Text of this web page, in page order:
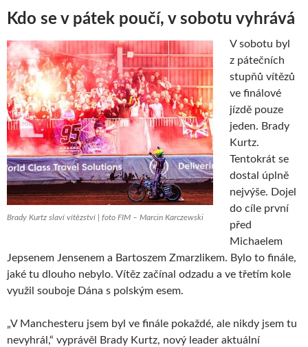
Kdo se v pátek poučí, v sobotu vyhrává
Brady Kurtz slaví vítězství | foto FIM – Marcin Karczewski
V sobotu byl
z pátečních
stupňů vítězů
ve finálové
jízdě pouze
jeden. Brady
Kurtz.
Tentokrát se
dostal úplně
nejvýše. Dojel
do cíle první
před
Michaelem
Jepsenem Jensenem a Bartoszem Zmarzlikem. Bylo to finále,
jaké tu dlouho nebylo. Vítěz začínal odzadu a ve třetím kole
využil souboje Dána s polským esem.
„V Manchesteru jsem byl ve finále pokaždé, ale nikdy jsem tu
nevyhrál,“ vyprávěl Brady Kurtz, nový leader aktuální